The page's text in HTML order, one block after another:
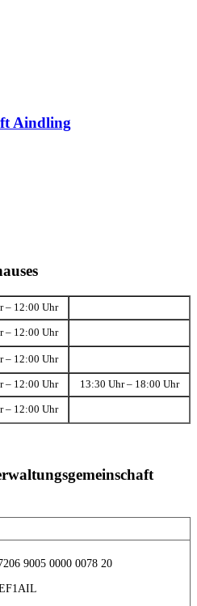
Aindling
– 12:00 Uhr
– 12:00 Uhr
– 12:00 Uhr
– 12:00 Uhr 13:30 Uhr – 18:00 Uhr
– 12:00 Uhr
9005 0000 0078 20